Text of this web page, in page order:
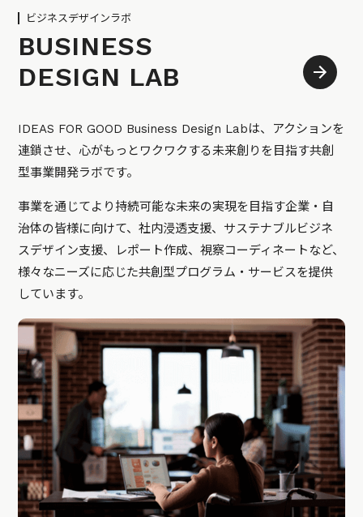
ビジネスデザインラボ
BUSINESS
DESIGN LAB
IDEAS FOR GOOD Business Design Labは、アクションを
連鎖させ、心がもっとワクワクする未来創りを目指す共創
型事業開発ラボです。
事業を通じてより持続可能な未来の実現を目指す企業・自
治体の皆様に向けて、社内浸透支援、サステナブルビジネ
スデザイン支援、レポート作成、視察コーディネートなど、
様々なニーズに応じた共創型プログラム・サービスを提供
しています。